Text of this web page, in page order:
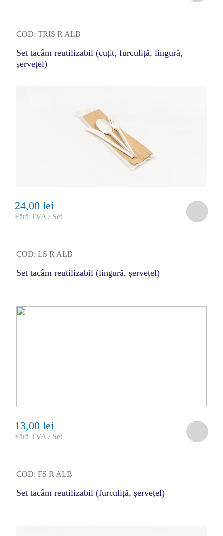
COD: TRIS R ALB
Set tacâm reutilizabil (cuțit, furculiță, lingură,
șervețel)
24,00 lei
Fără TVA / Set
COD: LS R ALB
Set tacâm reutilizabil (lingură, șervețel)
13,00 lei
Fără TVA / Set
COD: FS R ALB
Set tacâm reutilizabil (furculiță, șervețel)